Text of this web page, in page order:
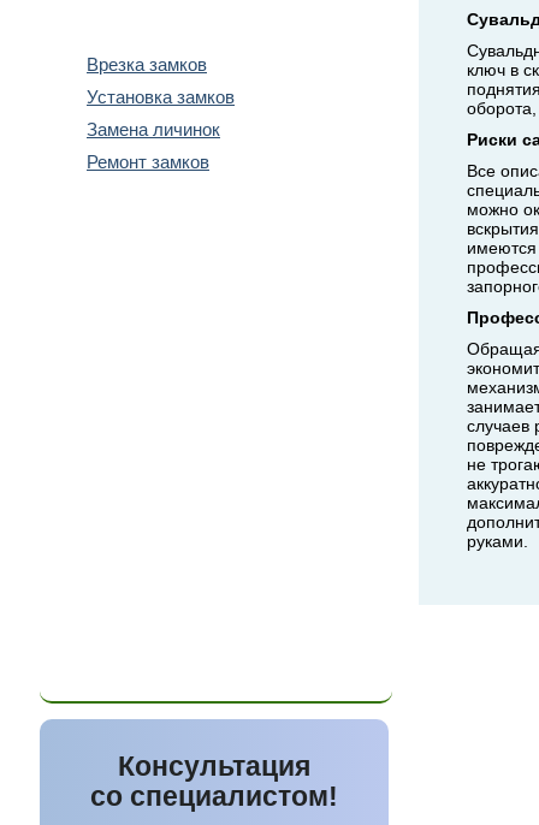
Врезка замков
Установка замков
Замена личинок
Ремонт замков
Консультация
со специалистом!
ключ в
Риски
Все
можно
имеются
случаев
не
руками.